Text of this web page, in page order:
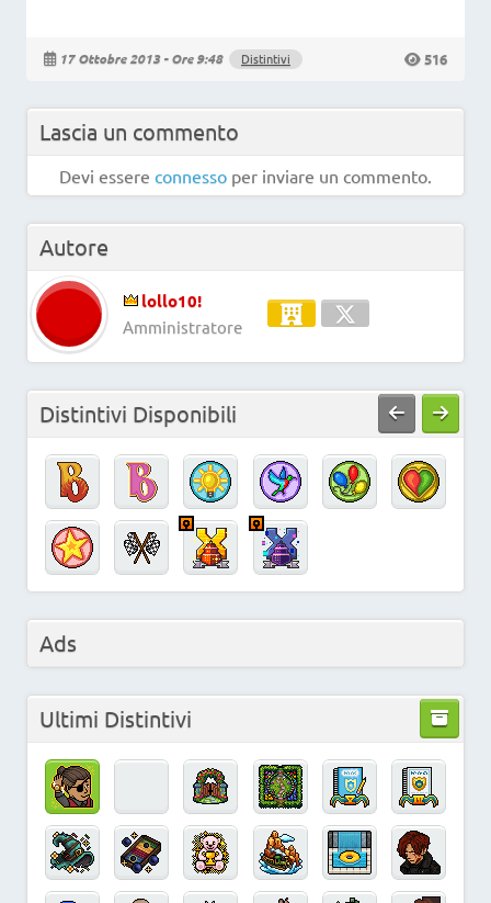
17 Ottobre 2013 - Ore 9:48 Distintivi 516
Lascia un commento
Devi essere connesso per inviare un commento.
Autore
lollo10!
Amministratore
Distintivi Disponibili
Ads
Ultimi Distintivi